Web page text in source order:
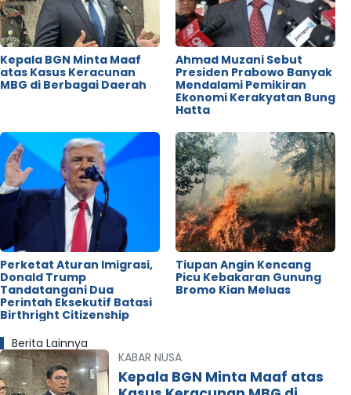
Kepala BGN Minta Maaf
atas Kasus Keracunan
MBG di Berbagai Daerah
Ahmad Muzani Sebut
Presiden Prabowo Banyak
Mendalami Pemikiran
Ekonomi Kerakyatan Bung
Hatta
Perketat Aturan Imigrasi,
Donald Trump
Tandatangani Dua
Perintah Eksekutif Batasi
Birthright Citizenship
Tiupan Angin Kencang
Picu Kebakaran Gunung
Bromo Kian Meluas
Berita Lainnya
KABAR NUSA
Kepala BGN Minta Maaf atas